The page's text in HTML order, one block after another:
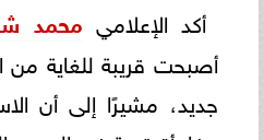
أكد الإعلامي محمد
أصبحت قريبة للغاية من
جديد، مشيرًا إلى أن